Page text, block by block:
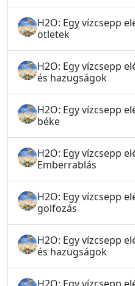
H2O: Egy vízcsepp
ötletek
H2O: Egy vízcsepp
és hazugságok
H2O: Egy vízcsepp
béke
H2O: Egy vízcsepp
Emberrablás
H2O: Egy vízcsepp
golfozás
H2O: Egy vízcsepp
és hazugságok